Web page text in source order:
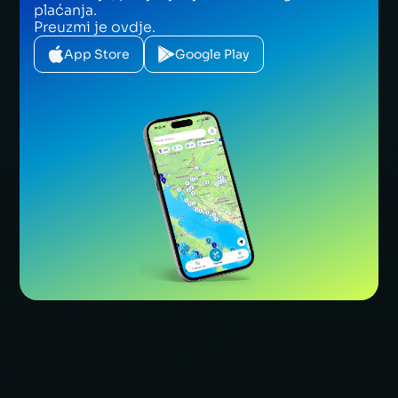
plaćanja.
Preuzmi je ovdje.
App Store Google Play
CONTATTACI